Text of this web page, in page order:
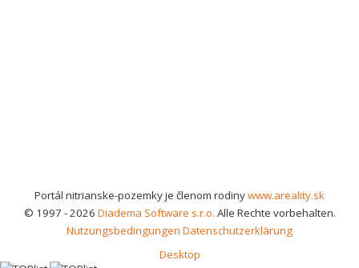
Portál nitrianske-pozemky je členom rodinywww.areality.sk
© 1997 - 2026 Diadema Software s.r.o. Alle Rechte vorbehalten.
Nutzungsbedingungen Datenschutzerklärung
Desktop